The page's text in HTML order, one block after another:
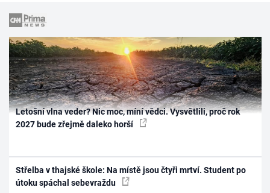
Letošní vlna veder? Nic moc, míní vědci. Vysvětlili, proč rok
2027 bude zřejmě daleko horší
Střelba v thajské škole: Na místě jsou čtyři mrtví. Student po
útoku spáchal sebevraždu